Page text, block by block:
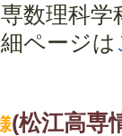
数理科
ページは
(松江高専